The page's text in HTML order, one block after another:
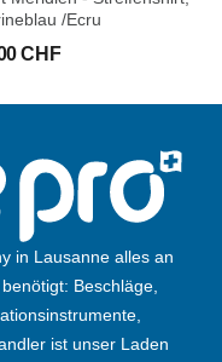
/Ecru
CHF
in Lausanne alles an
Beschläge,
ist unser Laden